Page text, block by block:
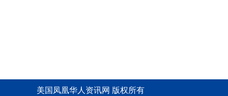
美国凤凰华人资讯网 版权所有